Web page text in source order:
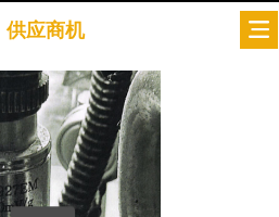
供应商机